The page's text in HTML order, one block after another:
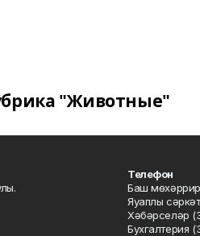
"Животные"
Телефон
Баш
Яуаплы
Хәбәрселәр
Бухгалтерия